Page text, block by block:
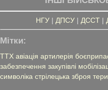
НГУ| ДПСУ| ДССТ|
Мітки:
ТТХ авіація артилерія
забезпечення закупівлі
символіка стрілецька зброя